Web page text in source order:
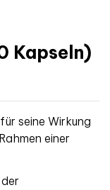
Kapseln)
seine Wirkung
einer